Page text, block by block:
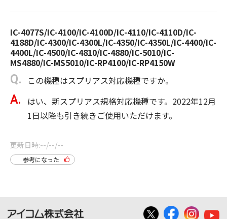
IC-4077S/IC-4100/IC-4100D/IC-4110/IC-4110D/IC-
4188D/IC-4300/IC-4300L/IC-4350/IC-4350L/IC-4400/IC-
4400L/IC-4500/IC-4810/IC-4880/IC-5010/IC-
MS4880/IC-MS5010/IC-RP4100/IC-RP4150W
この機種はスプリアス対応機種ですか。
はい、新スプリアス規格対応機種です。2022年12月
1日以降も引き続きご使用いただけます。
更新日時 --/--/--
参考になった